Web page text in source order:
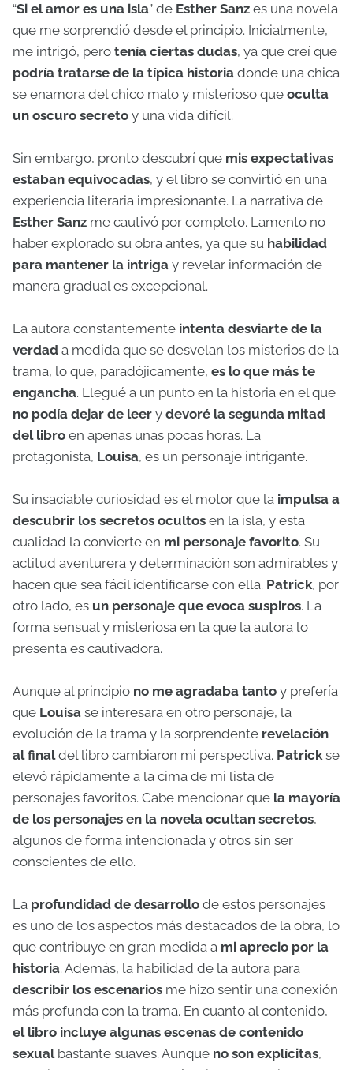
“Si el amor es una isla” de Esther Sanz es una novela
que me sorprendió desde el principio. Inicialmente,
me intrigó, pero tenía ciertas dudas, ya que creí que
podría tratarse de la típica historia donde una chica
se enamora del chico malo y misterioso que oculta
un oscuro secreto y una vida difícil.
Sin embargo, pronto descubrí que mis expectativas
estaban equivocadas, y el libro se convirtió en una
experiencia literaria impresionante. La narrativa de
Esther Sanz me cautivó por completo. Lamento no
haber explorado su obra antes, ya que su habilidad
para mantener la intriga y revelar información de
manera gradual es excepcional.
La autora constantemente intenta desviarte de la
verdad a medida que se desvelan los misterios de la
trama, lo que, paradójicamente, es lo que más te
engancha. Llegué a un punto en la historia en el que
no podía dejar de leer y devoré la segunda mitad
del libro en apenas unas pocas horas. La
protagonista, Louisa, es un personaje intrigante.
Su insaciable curiosidad es el motor que la impulsa a
descubrir los secretos ocultos en la isla, y esta
cualidad la convierte en mi personaje favorito. Su
actitud aventurera y determinación son admirables y
hacen que sea fácil identificarse con ella. Patrick, por
otro lado, es un personaje que evoca suspiros. La
forma sensual y misteriosa en la que la autora lo
presenta es cautivadora.
Aunque al principio no me agradaba tanto y prefería
que Louisa se interesara en otro personaje, la
evolución de la trama y la sorprendente revelación
al finaldel libro cambiaron mi perspectiva. Patrickse
elevó rápidamente a la cima de mi lista de
personajes favoritos. Cabe mencionar que la mayoría
de los personajes en la novela ocultan secretos,
algunos de forma intencionada y otros sin ser
conscientes de ello.
La profundidad de desarrollo de estos personajes
es uno de los aspectos más destacados de la obra, lo
que contribuye en gran medida a mi aprecio por la
historia. Además, la habilidad de la autora para
describir los escenarios me hizo sentir una conexión
más profunda con la trama. En cuanto al contenido,
el libro incluye algunas escenas de contenido
sexual bastante suaves. Aunque no son explícitas,